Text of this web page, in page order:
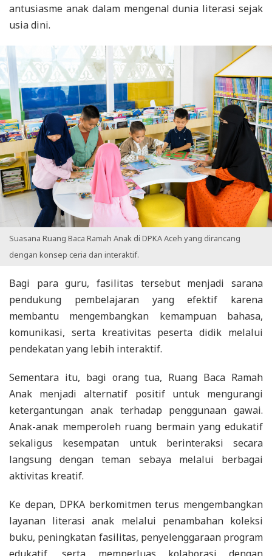
antusiasme anak dalam mengenal dunia literasi sejak
usia dini.
Suasana Ruang Baca Ramah Anak di DPKA Aceh yang dirancang
dengan konsep ceria dan interaktif.
Bagi para guru, fasilitas tersebut menjadi sarana
pendukung pembelajaran yang efektif karena
membantu mengembangkan kemampuan bahasa,
komunikasi, serta kreativitas peserta didik melalui
pendekatan yang lebih interaktif.
Sementara itu, bagi orang tua, Ruang Baca Ramah
Anak menjadi alternatif positif untuk mengurangi
ketergantungan anak terhadap penggunaan gawai.
Anak-anak memperoleh ruang bermain yang edukatif
sekaligus kesempatan untuk berinteraksi secara
langsung dengan teman sebaya melalui berbagai
aktivitas kreatif.
Ke depan, DPKA berkomitmen terus mengembangkan
layanan literasi anak melalui penambahan koleksi
buku, peningkatan fasilitas, penyelenggaraan program